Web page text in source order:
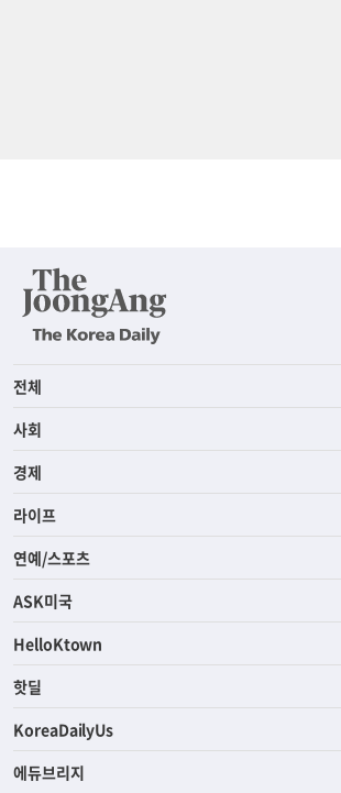
전체
사회
경제
라이프
연예/스포츠
ASK미국
HelloKtown
핫딜
KoreaDailyUs
에듀브리지